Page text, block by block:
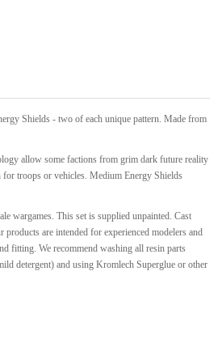
Shields - two of each unique pattern. Made from
allow some factions from grim dark future reality
for troops or vehicles. Medium Energy Shields
wargames. This set is supplied unpainted. Cast
are intended for experienced modelers and
fitting. We recommend washing all resin parts
detergent) and using Kromlech Superglue or other